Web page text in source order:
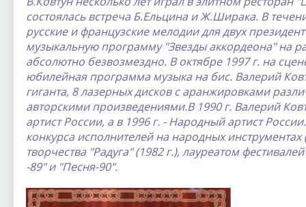
состоялась встреча Б.Ельцина и Ж.Ширака. В
русские и французские мелодии для двух
музыкальную программу "Звезды аккордеона" на
абсолютно безвозмездно. В октябре 1997 г. на
юбилейная программа музыка на бис. Валерий
гиганта, 8 лазерных дисков с аранжировками
авторскими произведениями.В 1990 г. Валерий
артист России, а в 1996 г. - Народный артист
конкурса исполнителей на народных инструментах
творчества "Радуга" (1982 г.), лауреатом
-89" и "Песня-90".